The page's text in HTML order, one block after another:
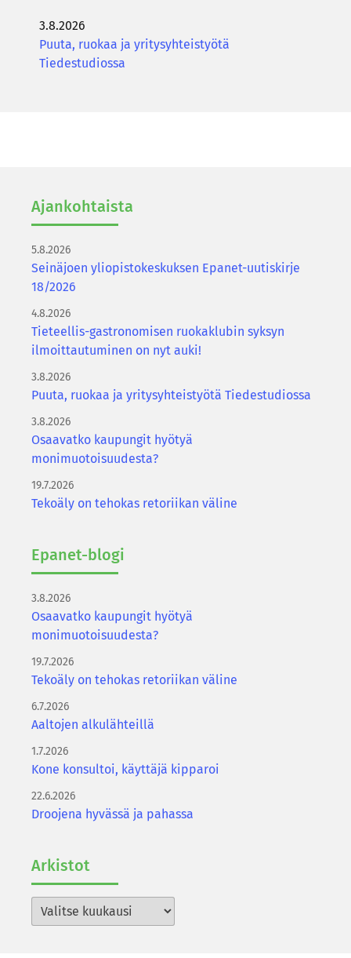
3.8.2026
Puuta, ruokaa ja yritysyhteistyötä
Tiedestudiossa
Ajan­koh­tais­ta
5.8.2026
Seinäjoen yliopistokeskuksen Epanet-uutiskirje
18/2026
4.8.2026
Tieteellis-gastronomisen ruokaklubin syksyn
ilmoittautuminen on nyt auki!
3.8.2026
Puuta, ruokaa ja yritysyhteistyötä Tiedestudiossa
3.8.2026
Osaavatko kaupungit hyötyä
monimuotoisuudesta?
19.7.2026
Tekoäly on tehokas retoriikan väline
Epanet-​blogi
3.8.2026
Osaavatko kaupungit hyötyä
monimuotoisuudesta?
19.7.2026
Tekoäly on tehokas retoriikan väline
6.7.2026
Aaltojen alkulähteillä
1.7.2026
Kone konsultoi, käyttäjä kipparoi
22.6.2026
Droojena hyvässä ja pahassa
Ar­kis­tot
Arkistot